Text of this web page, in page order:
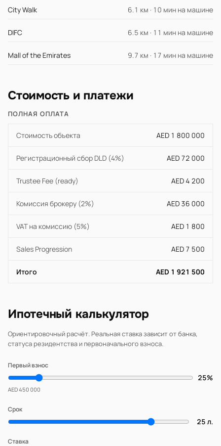
City Walk 6.1 км · 10 мин на машине
DIFC 6.5 км · 11 мин на машине
Mall of the Emirates 9.7 км · 17 мин на машине
Стоимость и платежи
ПОЛНАЯ ОПЛАТА
Стоимость объекта AED 1 800 000
Регистрационный сбор DLD (4%) AED 72 000
Trustee Fee (ready) AED 4 200
Комиссия брокеру (2%) AED 36 000
VAT на комиссию (5%) AED 1 800
Sales Progression AED 7 500
Итого AED 1 921 500
Ипотечный калькулятор
Ориентировочный расчёт. Реальная ставка зависит от банка,
статуса резидентства и первоначального взноса.
Первый взнос
25%
AED 450 000
Срок
25 л.
Ставка